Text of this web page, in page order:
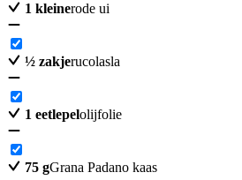
1 kleinerode ui
½ zakjerucolasla
1 eetlepelolijfolie
75 gGrana Padano kaas